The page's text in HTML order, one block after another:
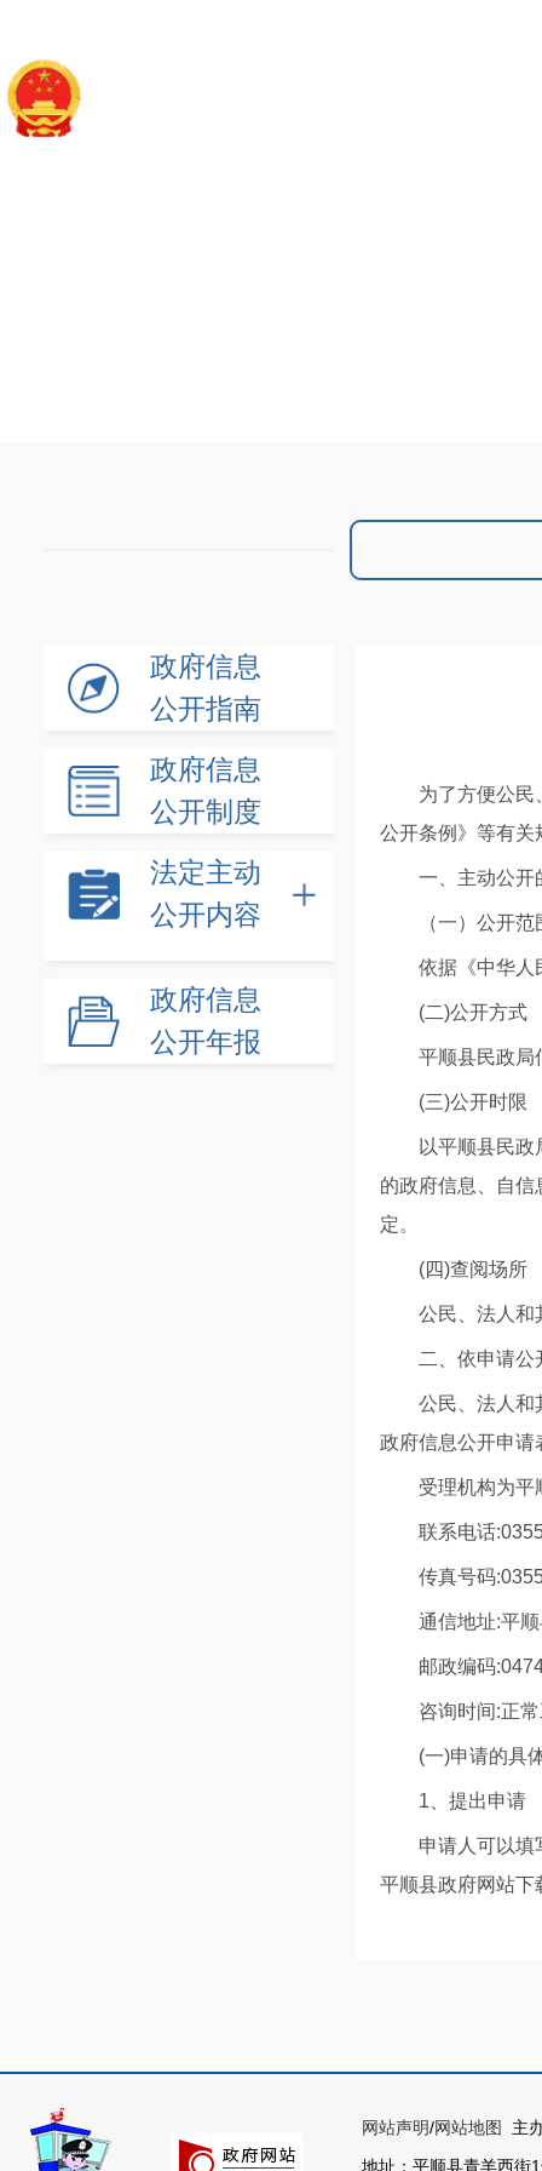
政府信息
公开指南
政府信息
公开制度
法定主动
公开内容
政府信息
公开年报
为了方便公民
公开条例》等有
一、主动公
（一）公开范
依据 《中华
(二)公开方式
平顺县民政局
(三)公开时限
以平顺县民
的政府信息、自
定。
(四)查阅场所
公民、法人和
二、依申请
公民、法人和
政府信息公开申
受理机构为
联系电话
传真号码
通信地址:平
邮政编码
咨询时间:正
(一)申请的具
1、提出申请
申请人可以填
平顺县政府网站
标题、发布时间
网站声明/网站地图
主
地址：平顺县青羊西